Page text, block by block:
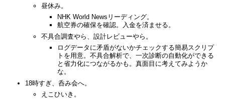
昼休み。
NHK World Newsリーディング。
航空券の確保を確認。入金を済ませる。
不具合調査やら、設計レビューやら。
ログデータに矛盾がないかチェックする簡易スクリプ
トを用意。不具合解析で、一次診断の自動化ができる
と省力化につながるかも。真面目に考えてみようか
な。
18時すぎ、呑み会へ。
えこひいき。